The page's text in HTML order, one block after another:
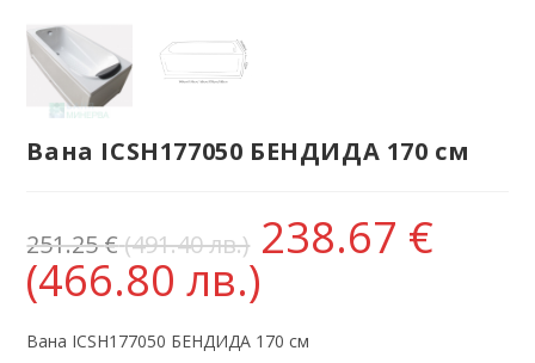
Вана ICSH177050 БЕНДИДА 170 см
251.25€(491.40 лв.) 238.67 €
(466.80 лв.)
Вана ICSH177050 БЕНДИДА 170 см